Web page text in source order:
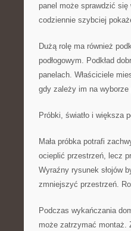
panel może sprawdzić się
codziennie szybciej
Dużą rolę ma również
podłogowym. Podkład
panelach. Właściciele
gdy zależy im na wyborze
Próbki, światło i większa
Mała próbka potrafi
ocieplić przestrzeń, lecz
Wyraźny rysunek słojów
zmniejszyć przestrzeń.
Podczas wykańczania
może zatrzymać montaż.